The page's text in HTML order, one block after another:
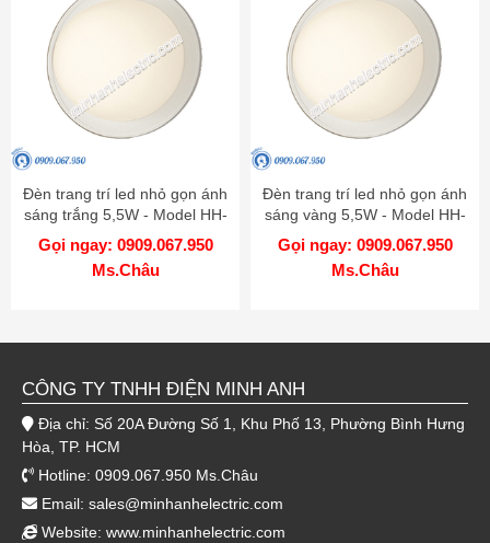
Đèn trang trí led nhỏ gọn ánh
sáng trắng 5,5W - Model HH-
LW6010319
Gọi ngay: 0909.067.950
Ms.Châu
Đèn trang trí led nhỏ gọn ánh
sáng vàng 5,5W - Model HH-
LW6020319
Gọi ngay: 0909.067.950
Ms.Châu
CÔNG TY TNHH ĐIỆN MINH ANH
Địa chỉ: Số 20A Đường Số 1, Khu Phố 13, Phường Bình Hưng
Hòa, TP. HCM
Hotline: 0909.067.950 Ms.Châu
Email: sales@minhanhelectric.com
Website: www.minhanhelectric.com